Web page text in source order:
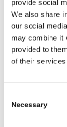
provide social
We also share
our social
may combine it
provided to
of their services.
Selection
NecessaryКракiв